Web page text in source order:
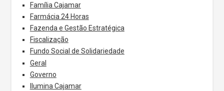
Família Cajamar
Farmácia 24 Horas
Fazenda e Gestão Estratégica
Fiscalização
Fundo Social de Solidariedade
Geral
Governo
Ilumina Cajamar